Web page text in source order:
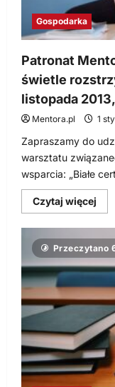
Gospodarka
Patronat
świetle
listopada
Mentora.pl 1
Zapraszamy do
warsztatu
wsparcia: „Białe
Czytaj więcej
się
o
21
Przeczytano